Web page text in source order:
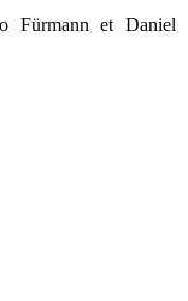
Fürmann et Daniel